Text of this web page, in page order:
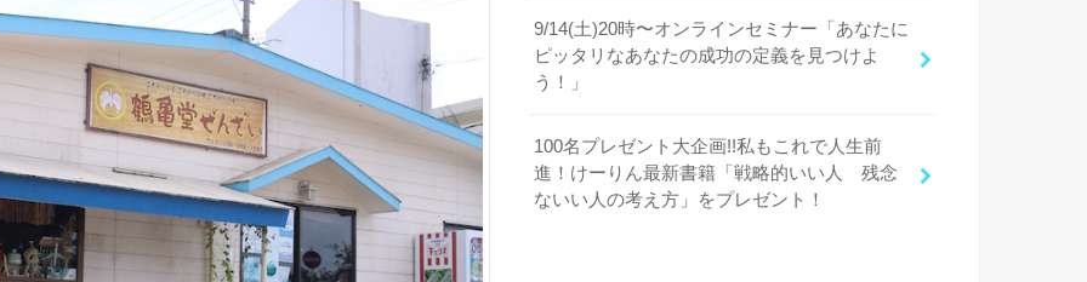
9/14(土)20時〜オンラインセミナー「あなたに
ピッタリなあなたの成功の定義を見つけよ
う！」
100名プレゼント大企画!!私もこれで人生前
進！けーりん最新書籍「戦略的いい人 残念
ないい人の考え方」をプレゼント！